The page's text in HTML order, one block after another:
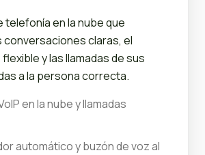
telefonía en la nube que
conversaciones claras, el
y las llamadas de sus
a la persona correcta.
en la nube y llamadas
automático y buzón de voz al